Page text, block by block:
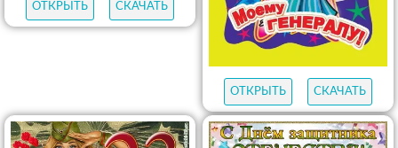
ОТКРЫТЬ СКАЧАТЬ
ОТКРЫТЬ СКАЧАТЬ